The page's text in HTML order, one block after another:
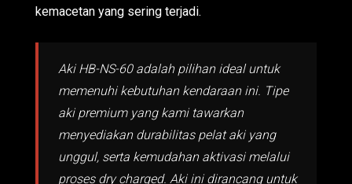
kemacetan yang sering terjadi.
Aki HB-NS-60 adalah pilihan ideal untuk
memenuhi kebutuhan kendaraan ini. Tipe
aki premium yang kami tawarkan
menyediakan durabilitas pelat aki yang
unggul, serta kemudahan aktivasi melalui
proses dry charged. Aki ini dirancang untuk